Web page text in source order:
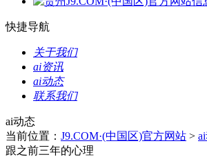
快捷导航
关于我们
ai资讯
ai动态
联系我们
ai动态
当前位置： J9.COM·(中国区)官方网站 >
跟之前三年的心理